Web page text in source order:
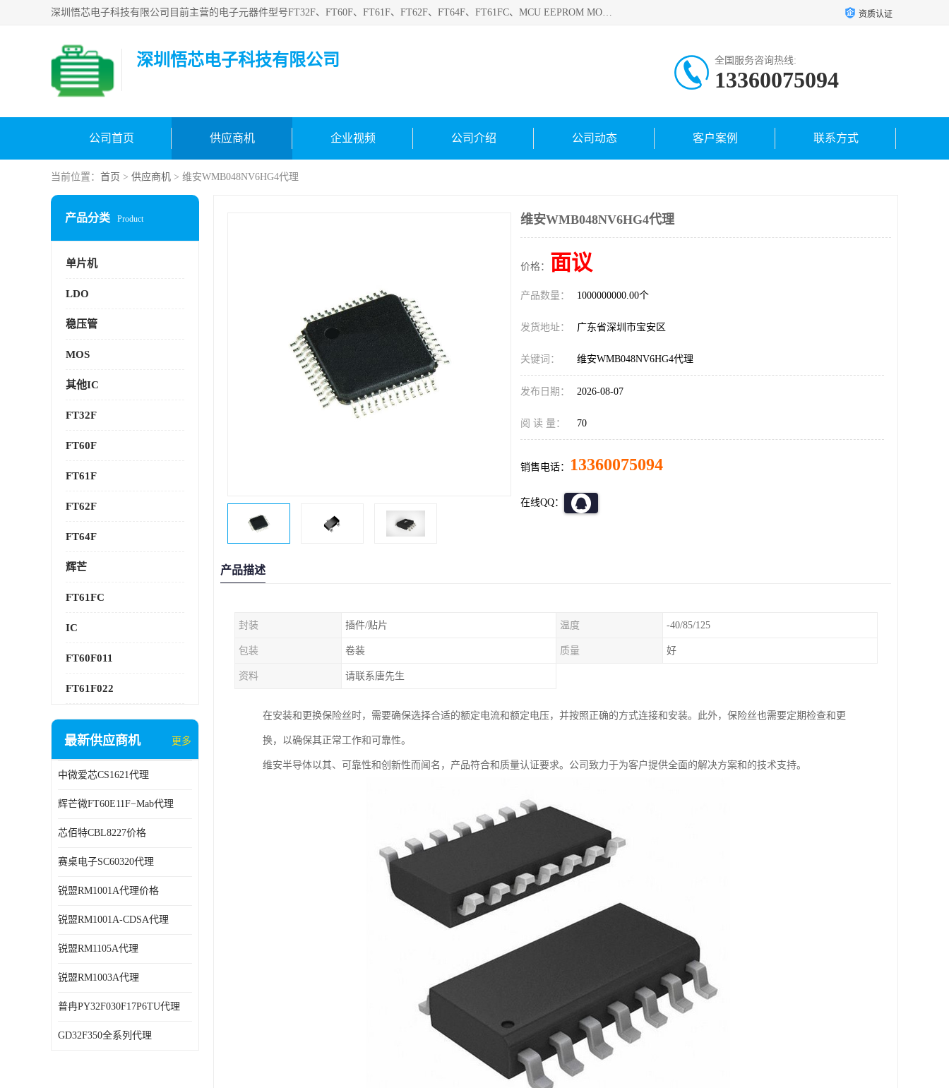
深圳悟芯电子科技有限公司目前主营的电子元器件型号FT32F、FT60F、FT61F、FT62F、FT64F、FT61FC、MCU EEPROM MOS LDO 稳压管 触摸IC DC-DC AC-DC 协议IC等，广泛应用于LED射灯、LED日光灯、等诸多领域。 资质认证
深圳悟芯电子科技有限公司 全国服务咨询热线:
13360075094
公司首页 供应商机 企业视频 公司介绍 公司动态 客户案例 联系方式
当前位置： 首页 > 供应商机 > 维安WMB048NV6HG4代理
产品分类 Product
单片机
LDO
稳压管
MOS
其他IC
FT32F
FT60F
FT61F
FT62F
FT64F
辉芒
FT61FC
IC
FT60F011
FT61F022
最新供应商机 更多
中微爱芯CS1621代理
辉芒微FT60E11F−Mab代理
芯佰特CBL8227价格
赛桌电子SC60320代理
锐盟RM1001A代理价格
锐盟RM1001A-CDSA代理
锐盟RM1105A代理
锐盟RM1003A代理
普冉PY32F030F17P6TU代理
GD32F350全系列代理
维安WMB048NV6HG4代理
价格： 面议
产品数量： 1000000000.00个
发货地址： 广东省深圳市宝安区
关键词： 维安WMB048NV6HG4代理
发布日期： 2026-08-07
阅 读 量： 70
销售电话： 13360075094
在线QQ：
产品描述
封装 插件/贴片 温度 -40/85/125
包装 卷装 质量 好
资料 请联系唐先生
在安装和更换保险丝时，需要确保选择合适的额定电流和额定电压，并按照正确的方式连接和安装。此外，保险丝也需要定期检查和更
换，以确保其正常工作和可靠性。
维安半导体以其、可靠性和创新性而闻名，产品符合和质量认证要求。公司致力于为客户提供全面的解决方案和的技术支持。